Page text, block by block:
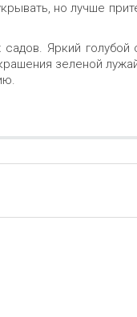
но лучше
Яркий
зеленой